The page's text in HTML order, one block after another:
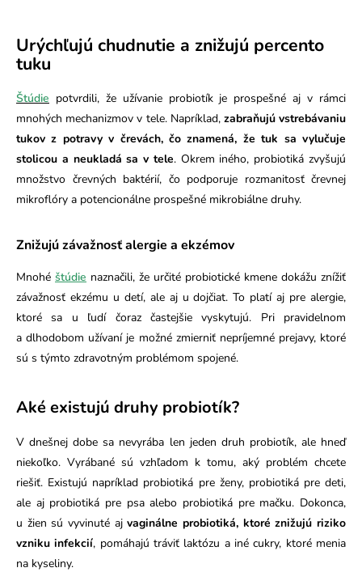
Urýchľujú chudnutie a znižujú percento
tuku
Štúdie potvrdili, že užívanie probiotík je prospešné aj v rámci
mnohých mechanizmov v tele. Napríklad, zabraňujú vstrebávaniu
tukov z potravy v črevách, čo znamená, že tuk sa vylučuje
stolicou a neukladá sa v tele. Okrem iného, probiotiká zvyšujú
množstvo črevných baktérií, čo podporuje rozmanitosť črevnej
mikroflóry a potencionálne prospešné mikrobiálne druhy.
Znižujú závažnosť alergie a ekzémov
Mnohé štúdie naznačili, že určité probiotické kmene dokážu znížiť
závažnosť ekzému u detí, ale aj u dojčiat. To platí aj pre alergie,
ktoré sa u ľudí čoraz častejšie vyskytujú. Pri pravidelnom
a dlhodobom užívaní je možné zmierniť nepríjemné prejavy, ktoré
sú s týmto zdravotným problémom spojené.
Aké existujú druhy probiotík?
V dnešnej dobe sa nevyrába len jeden druh probiotík, ale hneď
niekoľko. Vyrábané sú vzhľadom k tomu, aký problém chcete
riešiť. Existujú napríklad probiotiká pre ženy, probiotiká pre deti,
ale aj probiotiká pre psa alebo probiotiká pre mačku. Dokonca,
u žien sú vyvinuté ajvaginálne probiotiká, ktoré znižujú riziko
vzniku infekcií, pomáhajú tráviť laktózu a iné cukry, ktoré menia
na kyseliny.